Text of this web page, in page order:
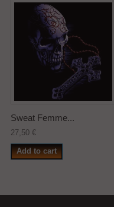
Sweat Femme...
27,50 €
Add to cart